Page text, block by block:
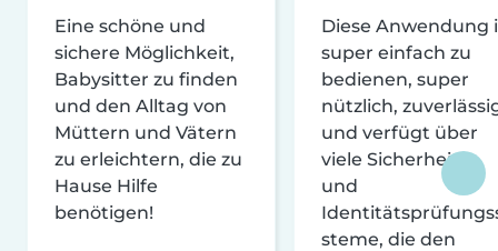
Eine schöne und
sichere Möglichkeit,
Babysitter zu finden
und den Alltag von
Müttern und Vätern
zu erleichtern, die zu
Hause Hilfe
benötigen!
Diese Anwendung
super einfach zu
bedienen, super
nützlich,
und verfügt über
viele Sicherheits-
und
steme, die den